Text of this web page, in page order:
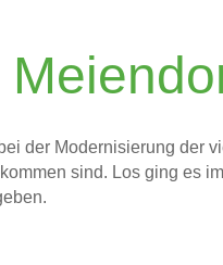
der Modernisierung der
sind. Los ging es